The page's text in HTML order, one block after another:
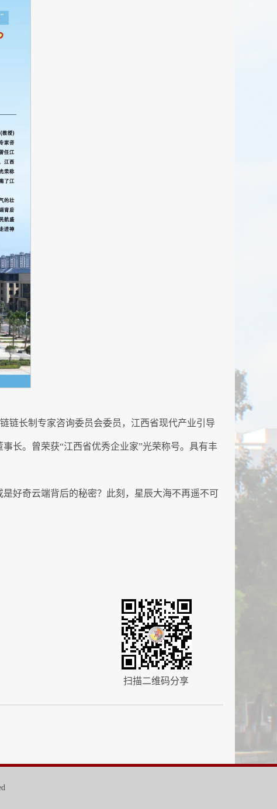
链长制专家咨询委员会委员，江西省现代产业引导
长。曾荣获“江西省优秀企业家”光荣称号。具有丰
好奇云端背后的秘密？此刻，星辰大海不再遥不可
扫描二维码分享